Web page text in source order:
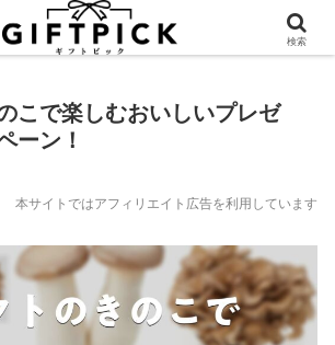
こで楽しむおいしいプレゼ
ーン！
本サイトではアフィリエイト広告を利用しています
検索